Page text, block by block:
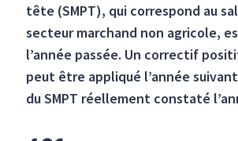
tête (SMPT), qui correspond au
secteur marchand non agricole,
l’année passée. Un correctif
peut être appliqué l’année
du SMPT réellement constaté